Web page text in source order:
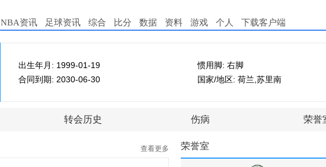
NBA资讯 足球资讯 综合 比分 数据 资料 游戏 个人 下载客户端
出生年月: 1999-01-19
合同到期: 2030-06-30
惯用脚: 右脚
国家/地区: 荷兰,苏里南
转会历史 伤病 荣誉
查看更多 荣誉室